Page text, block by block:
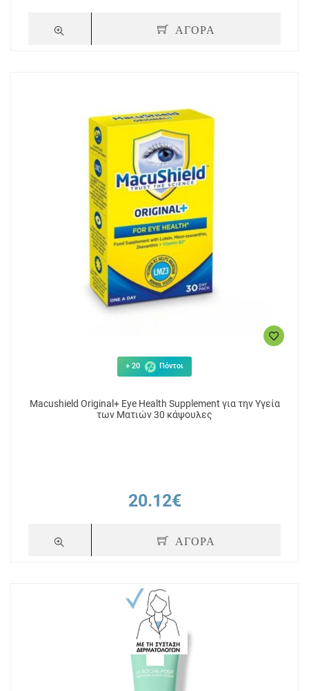
ΑΓΟΡΑ
+ 20 Πόντοι
Macushield Original+ Eye Health Supplement για την Υγεία
των Ματιών 30 κάψουλες
20.12€
ΑΓΟΡΑ